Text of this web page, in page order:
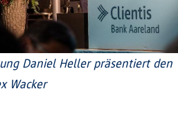
Daniel Heller präsentiert den
Wacker